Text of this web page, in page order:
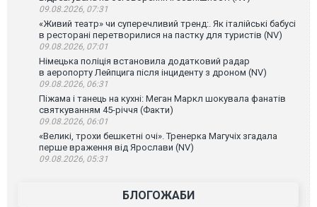
09.08.2026, 07:31
«Живий театр» чи суперечливий тренд:. Як італійські бабусі
в ресторані перетворилися на пастку для туристів (NV)
09.08.2026, 07:01
Німецька поліція встановила додатковий радар
в аеропорту Лейпцига після інциденту з дроном (NV)
09.08.2026, 06:31
Піжама і танець на кухні: Меган Маркл шокувала фанатів
святкуванням 45-річчя (Факти)
09.08.2026, 06:01
«Великі, трохи бешкетні очі». Тренерка Магучіх згадала
перше враження від Ярослави (NV)
09.08.2026, 05:31
БЛОГОЖАБИ